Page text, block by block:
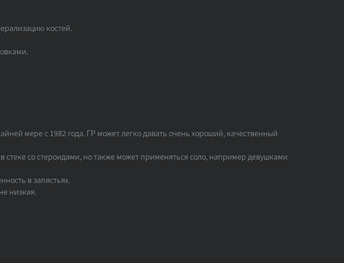
костей.
мере с 1982 года. ГР может легко давать очень хороший, качественный
со стероидами, но также может применяться соло, например девушками
в запястьях.
низкая.